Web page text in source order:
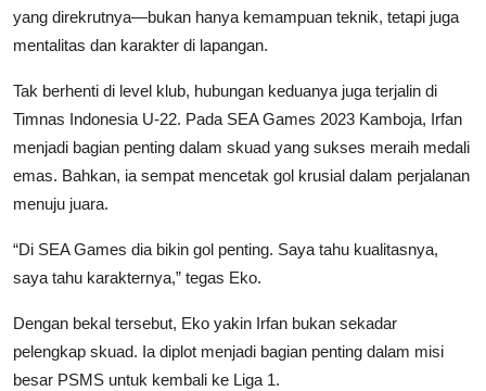
yang direkrutnya—bukan hanya kemampuan teknik, tetapi juga
mentalitas dan karakter di lapangan.
Tak berhenti di level klub, hubungan keduanya juga terjalin di
Timnas Indonesia U-22. Pada SEA Games 2023 Kamboja, Irfan
menjadi bagian penting dalam skuad yang sukses meraih medali
emas. Bahkan, ia sempat mencetak gol krusial dalam perjalanan
menuju juara.
“Di SEA Games dia bikin gol penting. Saya tahu kualitasnya,
saya tahu karakternya,” tegas Eko.
Dengan bekal tersebut, Eko yakin Irfan bukan sekadar
pelengkap skuad. Ia diplot menjadi bagian penting dalam misi
besar PSMS untuk kembali ke Liga 1.